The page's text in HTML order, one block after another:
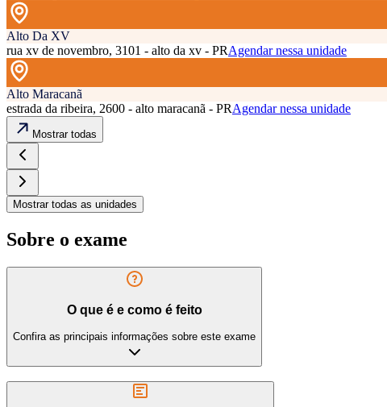
Alto Da XV
rua xv de novembro, 3101 - alto da xv - PRAgendar nessa unidade
Alto Maracanã
estrada da ribeira, 2600 - alto maracanã - PRAgendar nessa unidade
Mostrar todas
Mostrar todas as unidades
Sobre o exame
O que é e como é feito
Confira as principais informações sobre este exame